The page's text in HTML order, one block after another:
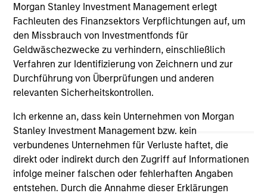
Morgan Stanley Investment Management erlegt
Fachleuten des Finanzsektors Verpflichtungen auf, um
den Missbrauch von Investmentfonds für
Geldwäschezwecke zu verhindern, einschließlich
Verfahren zur Identifizierung von Zeichnern und zur
Durchführung von Überprüfungen und anderen
relevanten Sicherheitskontrollen.
Ich erkenne an, dass kein Unternehmen von Morgan
Stanley Investment Management bzw. kein
verbundenes Unternehmen für Verluste haftet, die
direkt oder indirekt durch den Zugriff auf Informationen
infolge meiner falschen oder fehlerhaften Angaben
entstehen. Durch die Annahme dieser Erklärungen
May not represent all Team Members.
The information on this page is for informational
purposes only. The information contained herein does
not constitute and should not be construed as an
offering of advisory services or an offer to sell or a
solicitation of an offer to buy any securities in any
jurisdiction in which such offer or solicitation,
securities, insurance or other laws of such jurisdiction.
All investing involves risks, including a loss of principal.
Please refer to the strategy detail page for important
information on the strategy, including additional risk
considerations.